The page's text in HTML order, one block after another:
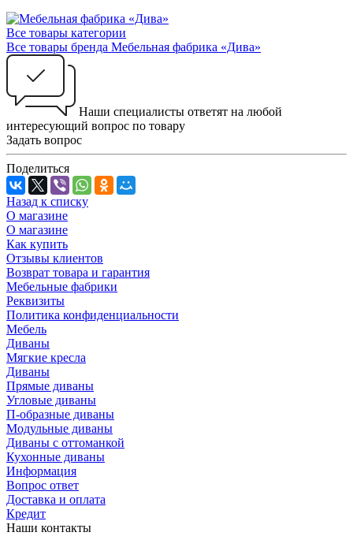
Все товары категории
Все товары бренда Мебельная фабрика «Дива»
Наши специалисты ответят на любой
интересующий вопрос по товару
Задать вопрос
Поделиться
Назад к списку
О магазине
О магазине
Как купить
Отзывы клиентов
Возврат товара и гарантия
Мебельные фабрики
Реквизиты
Политика конфиденциальности
Мебель
Диваны
Мягкие кресла
Диваны
Прямые диваны
Угловые диваны
П-образные диваны
Модульные диваны
Диваны с оттоманкой
Кухонные диваны
Информация
Вопрос ответ
Доставка и оплата
Кредит
Наши контакты